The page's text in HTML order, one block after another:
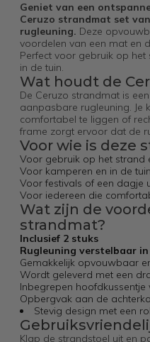
Geniet van een
Ceruzo strandmat set
rugleuning. Deze
voordelen van een mat en
Perfect voor gebruik op
in de tuin.
Wat houdt de
De Ceruzo strandmat is
aanpasbare rugleuning. Je
comfortabel te liggen of
frame zorgt ervoor dat de
Voor wie is deze
Voor gebruik op het strand
Voor kamperen en in de tuin
Voor festivals of een dagje
Voor iedereen die
Wat zijn de
strandmat?
Inclusief 2 stuks
Rugleuning verstelbaar
Gemakkelijk opvouwbaar
Wordt geleverd met een
Inbegrepen hoofdkussentje
Opbergvak aan de
Stevig design met een
Klap de strandstoel uit en